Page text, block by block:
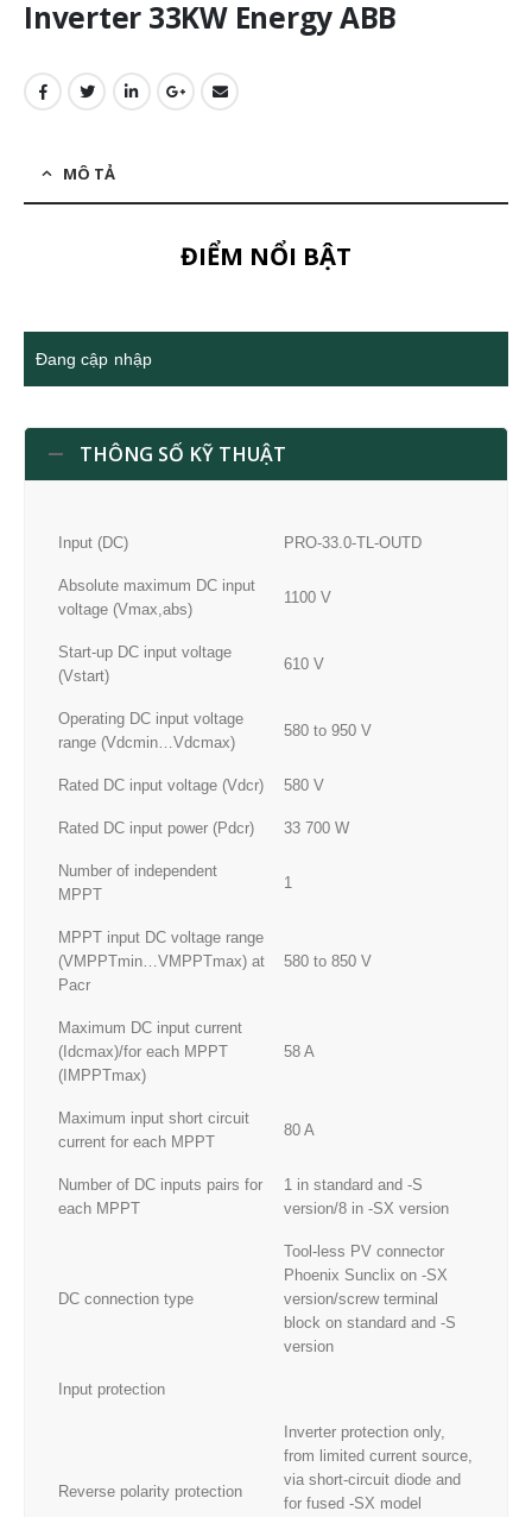
Inverter 33KW Energy ABB
MÔ TẢ
ĐIỂM NỔI BẬT
Đang cập nhập
THÔNG SỐ KỸ THUẬT
Input (DC) PRO-33.0-TL-OUTD
Absolute maximum DC input
voltage (Vmax,abs)
1100 V
Start-up DC input voltage
(Vstart)
610 V
Operating DC input voltage
range (Vdcmin…Vdcmax)
580 to 950 V
Rated DC input voltage (Vdcr) 580 V
Rated DC input power (Pdcr) 33 700 W
Number of independent
MPPT
1
MPPT input DC voltage range
(VMPPTmin…VMPPTmax) at
Pacr
580 to 850 V
Maximum DC input current
(Idcmax)/for each MPPT
(IMPPTmax)
58 A
Maximum input short circuit
current for each MPPT
80 A
Number of DC inputs pairs for
each MPPT
1 in standard and -S
version/8 in -SX version
DC connection type
Tool-less PV connector
Phoenix Sunclix on -SX
version/screw terminal
block on standard and -S
version
Input protection
Reverse polarity protection
Inverter protection only,
from limited current source,
via short-circuit diode and
for fused -SX model